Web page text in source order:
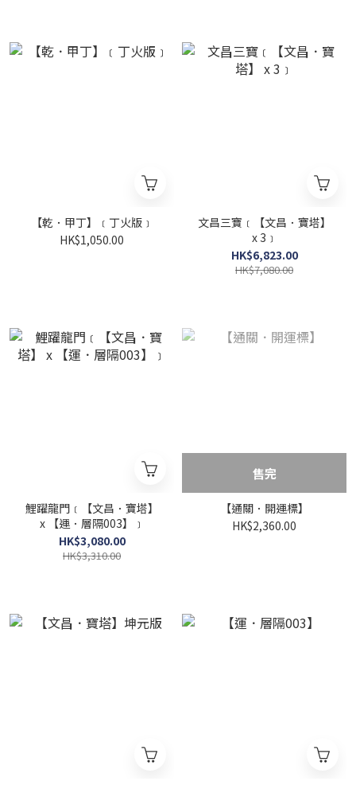
【乾．甲丁】﹝丁火版﹞
HK$1,050.00
文昌三寶﹝【文昌．寶塔】
x 3﹞
HK$6,823.00
HK$7,080.00
鯉躍龍門﹝【文昌．寶塔】
x 【運．層隔003】﹞
HK$3,080.00
HK$3,310.00
售完
【通關．開運標】
HK$2,360.00